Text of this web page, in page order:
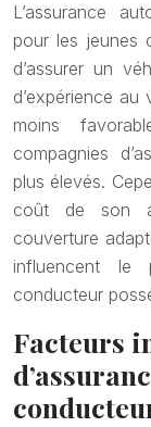
L’assurance
pour les jeunes
d’assurer un
d’expérience au
moins
compagnies
plus élevés.
coût de son
couverture
influencent le
conducteur
Facteurs